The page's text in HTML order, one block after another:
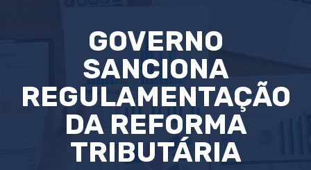
GOVERNO
SANCIONA
REGULAMENTAÇÃO
DA REFORMA
TRIBUTÁRIA